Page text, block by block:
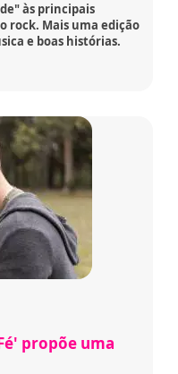
às principais
rock. Mais uma edição
e boas histórias.
propõe uma